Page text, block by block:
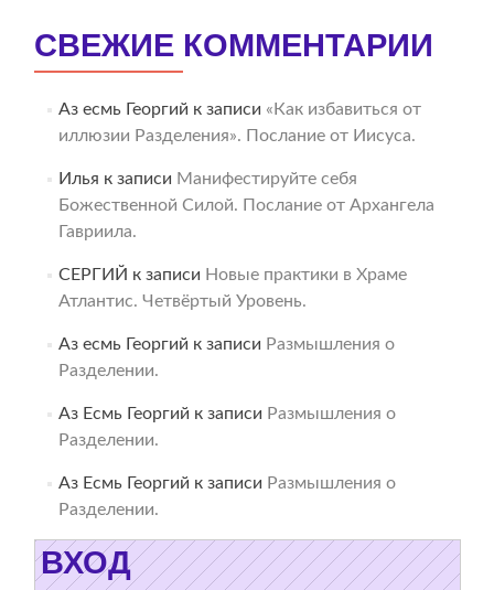
СВЕЖИЕ КОММЕНТАРИИ
Аз есмь Георгий к записи «Как избавиться от
иллюзии Разделения». Послание от Иисуса.
Илья к записи Манифестируйте себя
Божественной Силой. Послание от Архангела
Гавриила.
СЕРГИЙ к записи Новые практики в Храме
Атлантис. Четвёртый Уровень.
Аз есмь Георгий к записи Размышления о
Разделении.
Аз Есмь Георгий к записи Размышления о
Разделении.
Аз Есмь Георгий к записи Размышления о
Разделении.
ВХОД